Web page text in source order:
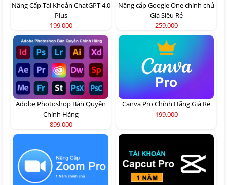
Nâng Cấp Tài Khoản ChatGPT 4.0
Plus
199,000
Nâng cấp Google One chính chủ
Giá Siêu Rẻ
259,000
Adobe Photoshop Bản Quyền
Chính Hãng
899,000
Canva Pro Chính Hãng Giá Rẻ
199,000